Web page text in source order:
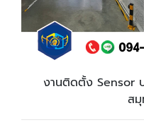
งานติดตั้ง Sensor
สมุ